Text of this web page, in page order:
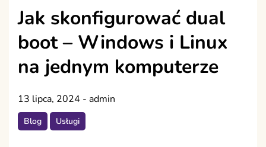
Jak skonfigurować dual
boot – Windows i Linux
na jednym komputerze
13 lipca, 2024 - admin
Blog Usługi